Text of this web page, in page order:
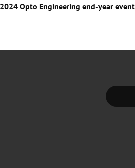
2024 Opto Engineering end-year event